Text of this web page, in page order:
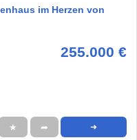
im Herzen von
255.000 €
★ ➦ ➜